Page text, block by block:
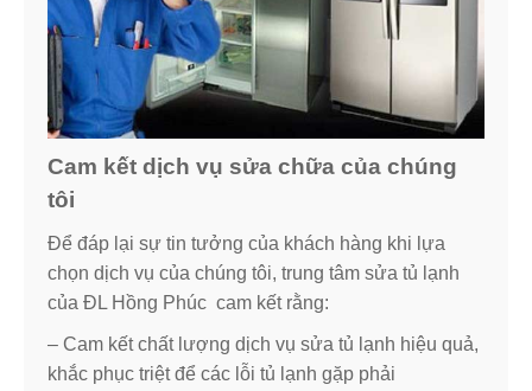
Cam kết dịch vụ sửa chữa của chúng
tôi
Để đáp lại sự tin tưởng của khách hàng khi lựa
chọn dịch vụ của chúng tôi, trung tâm sửa tủ lạnh
của ĐL Hồng Phúc cam kết rằng:
– Cam kết chất lượng dịch vụ sửa tủ lạnh hiệu quả,
khắc phục triệt để các lỗi tủ lạnh gặp phải